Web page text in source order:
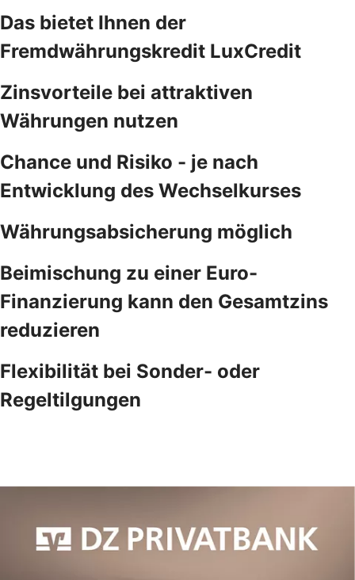
Das bietet Ihnen der
Fremdwährungskredit LuxCredit
Zinsvorteile bei attraktiven
Währungen nutzen
Chance und Risiko - je nach
Entwicklung des Wechselkurses
Währungsabsicherung möglich
Beimischung zu einer Euro-
Finanzierung kann den Gesamtzins
reduzieren
Flexibilität bei Sonder- oder
Regeltilgungen